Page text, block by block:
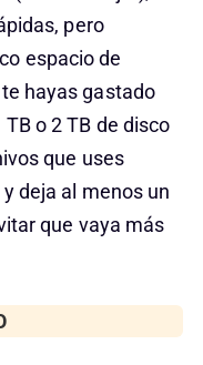
pero
espacio de
hayas gastado
o 2 TB de disco
que uses
deja al menos un
que vaya más